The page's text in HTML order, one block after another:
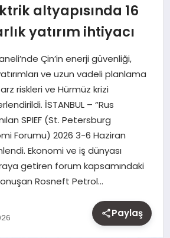
altyapısında 16
yatırım ihtiyacı
Çin’in enerji güvenliği,
ve uzun vadeli planlama
riskleri ve Hürmüz krizi
İSTANBUL – “Rus
SPIEF (St. Petersburg
Forumu) 2026 3-6 Haziran
Ekonomi ve iş dünyası
getiren forum kapsamındaki
Rosneft Petrol…
Paylaş